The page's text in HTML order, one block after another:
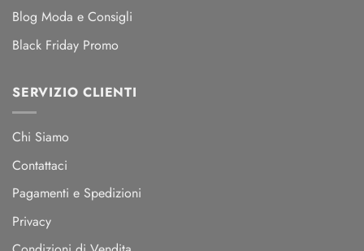
Blog Moda e Consigli
Black Friday Promo
SERVIZIO CLIENTI
Chi Siamo
Contattaci
Pagamenti e Spedizioni
Privacy